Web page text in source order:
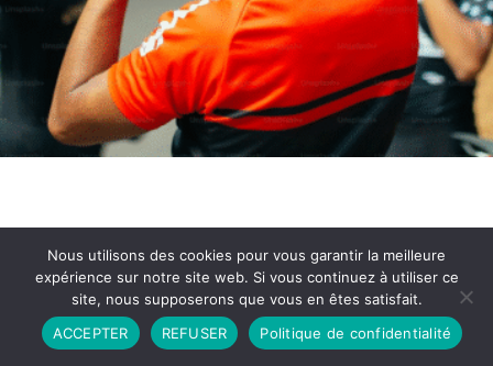
Partenariat Contact
Politique de Confidentialité
CGU
Copyright © 2026 - Propulsé par DIEUDUDIABLE
Nous utilisons des cookies pour vous garantir la meilleure
expérience sur notre site web. Si vous continuez à utiliser ce
site, nous supposerons que vous en êtes satisfait.
ACCEPTER
REFUSER Politique de confidentialité